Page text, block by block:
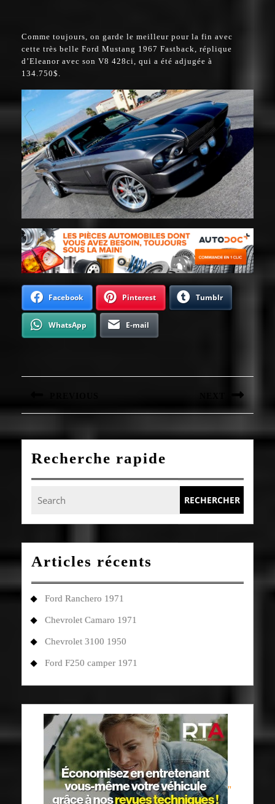
Comme toujours, on garde le meilleur pour la fin avec
cette très belle Ford Mustang 1967 Fastback, réplique
d’Eleanor avec son V8 428ci, qui a été adjugée à
134.750$.
Facebook Pinterest Tumblr
WhatsApp E-mail
de
précédent
suivant
Recherche rapide
for:
Articles récents
Ford Ranchero 1971
Chevrolet Camaro 1971
Chevrolet 3100 1950
Ford F250 camper 1971
"